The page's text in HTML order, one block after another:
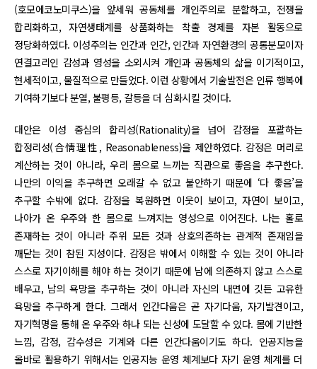
(호모에코노미쿠스)을 앞세워 공동체를 개인주의로 분할하고, 전쟁을
합리화하고, 자연생태계를 상품화하는 착출 경제를 자본 활동으로
정당화하였다. 이성주의는 인간과 인간, 인간과 자연환경의 공통분모이자
연결고리인 감성과 영성을 소외시켜 개인과 공동체의 삶을 이기적이고,
현세적이고, 물질적으로 만들었다. 이런 상황에서 기술발전은 인류 행복에
기여하기보다 분열, 불평등, 갈등을 더 심화시킬 것이다.
대안은 이성 중심의 합리성(Rationality)을 넘어 감정을 포괄하는
합정리성(合情理性, Reasonableness)을 제안하였다. 감정은 머리로
계산하는 것이 아니라, 우리 몸으로 느끼는 직관으로 좋음을 추구한다.
나만의 이익을 추구하면 오래갈 수 없고 불안하기 때문에 ‘다 좋음’을
추구할 수밖에 없다. 감정을 복원하면 이웃이 보이고, 자연이 보이고,
나아가 온 우주와 한 몸으로 느껴지는 영성으로 이어진다. 나는 홀로
존재하는 것이 아니라 주위 모든 것과 상호의존하는 관계적 존재임을
깨닫는 것이 참된 지성이다. 감정은 밖에서 이해할 수 있는 것이 아니라
스스로 자기이해를 해야 하는 것이기 때문에 남에 의존하지 않고 스스로
배우고, 남의 욕망을 추구하는 것이 아니라 자신의 내면에 깃든 고유한
욕망을 추구하게 한다. 그래서 인간다움은 곧 자기다움, 자기발견이고,
자기혁명을 통해 온 우주와 하나 되는 신성에 도달할 수 있다. 몸에 기반한
느낌, 감정, 감수성은 기계와 다른 인간다움이기도 하다. 인공지능을
올바로 활용하기 위해서는 인공지능 운영 체계보다 자기 운영 체계를 더